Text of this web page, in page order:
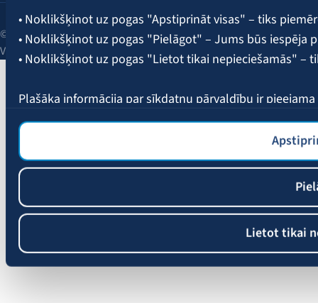
• Noklikšķinot uz pogas "Apstiprināt visas" – tiks
• Noklikšķinot uz pogas "Pielāgot" – Jums būs iespēja
• Noklikšķinot uz pogas "Lietot tikai nepieciešamās" –
Plašāka informācija par sīkdatņu pārvaldību ir pieejama
Lietot tikai
© 2026 AAS BALTA | Skanstes iela 25, Rīga, LV-1013, Latvija.
Vienotais reģ. Nr. 40003049409.